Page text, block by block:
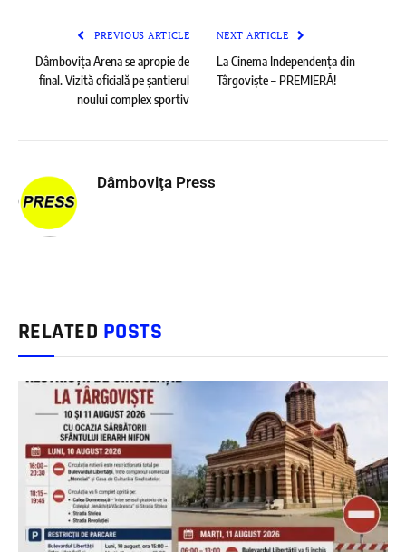
PREVIOUS ARTICLE
Dâmbovița Arena se apropie de
final. Vizită oficială pe șantierul
noului complex sportiv
NEXT ARTICLE
La Cinema Independența din
Târgoviște – PREMIERĂ!
Dâmboviţa Press
RELATED POSTS